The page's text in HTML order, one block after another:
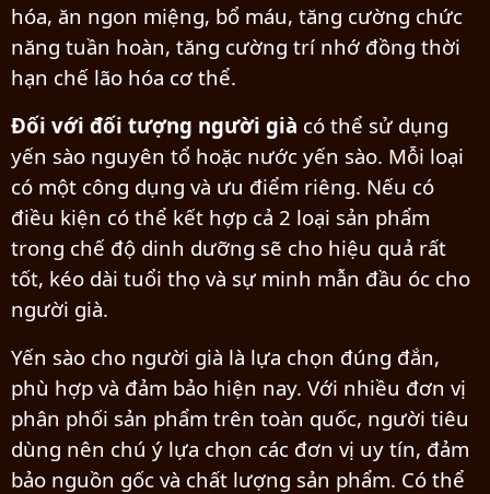
hóa, ăn ngon miệng, bổ máu, tăng cường chức
năng tuần hoàn, tăng cường trí nhớ đồng thời
hạn chế lão hóa cơ thể.
Đối với đối tượng người già có thể sử dụng
yến sào nguyên tổ hoặc nước yến sào. Mỗi loại
có một công dụng và ưu điểm riêng. Nếu có
điều kiện có thể kết hợp cả 2 loại sản phẩm
trong chế độ dinh dưỡng sẽ cho hiệu quả rất
tốt, kéo dài tuổi thọ và sự minh mẫn đầu óc cho
người già.
Yến sào cho người già là lựa chọn đúng đắn,
phù hợp và đảm bảo hiện nay. Với nhiều đơn vị
phân phối sản phẩm trên toàn quốc, người tiêu
dùng nên chú ý lựa chọn các đơn vị uy tín, đảm
bảo nguồn gốc và chất lượng sản phẩm. Có thể